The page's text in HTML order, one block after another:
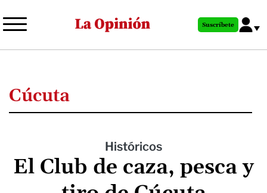
al
principal
Suscríbete
Cúcuta
Históricos
El Club de caza, pesca y